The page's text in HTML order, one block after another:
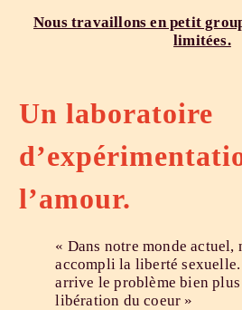
Nous travaillons en petit
limitées.
Un laboratoire
l’amour.
« Dans notre monde actuel,
accompli la liberté
arrive le problème bien
libération du coeur »